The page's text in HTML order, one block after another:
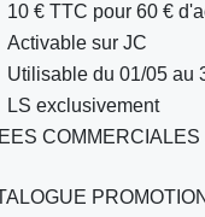
10 € TTC pour 60 €
Activable sur JC
Utilisable du 01/05 au
LS exclusivement